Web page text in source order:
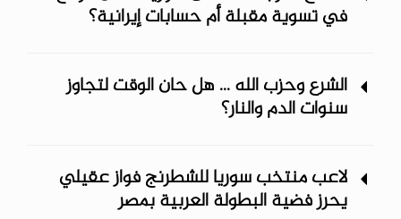
في تسوية مقبلة أم حسابات إيرانية؟
الشرع وحزب الله ... هل حان الوقت لتجاوز
سنوات الدم والنار؟
لاعب منتخب سوريا للشطرنج فواز عقيلي
يحرز فضية البطولة العربية بمصر